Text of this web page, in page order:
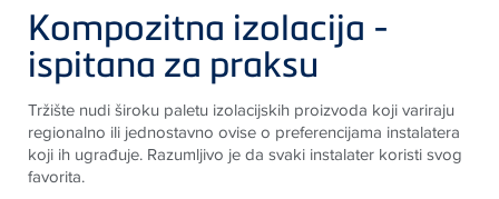
Kompozitna izolacija -
ispitana za praksu
Tržište nudi široku paletu izolacijskih proizvoda koji variraju
regionalno ili jednostavno ovise o preferencijama instalatera
koji ih ugrađuje. Razumljivo je da svaki instalater koristi svog
favorita.